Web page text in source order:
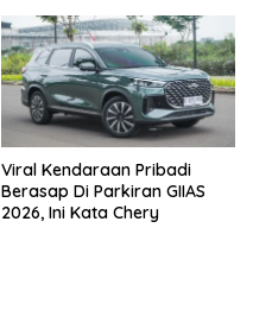
Viral Kendaraan Pribadi
Berasap Di Parkiran GIIAS
2026, Ini Kata Chery